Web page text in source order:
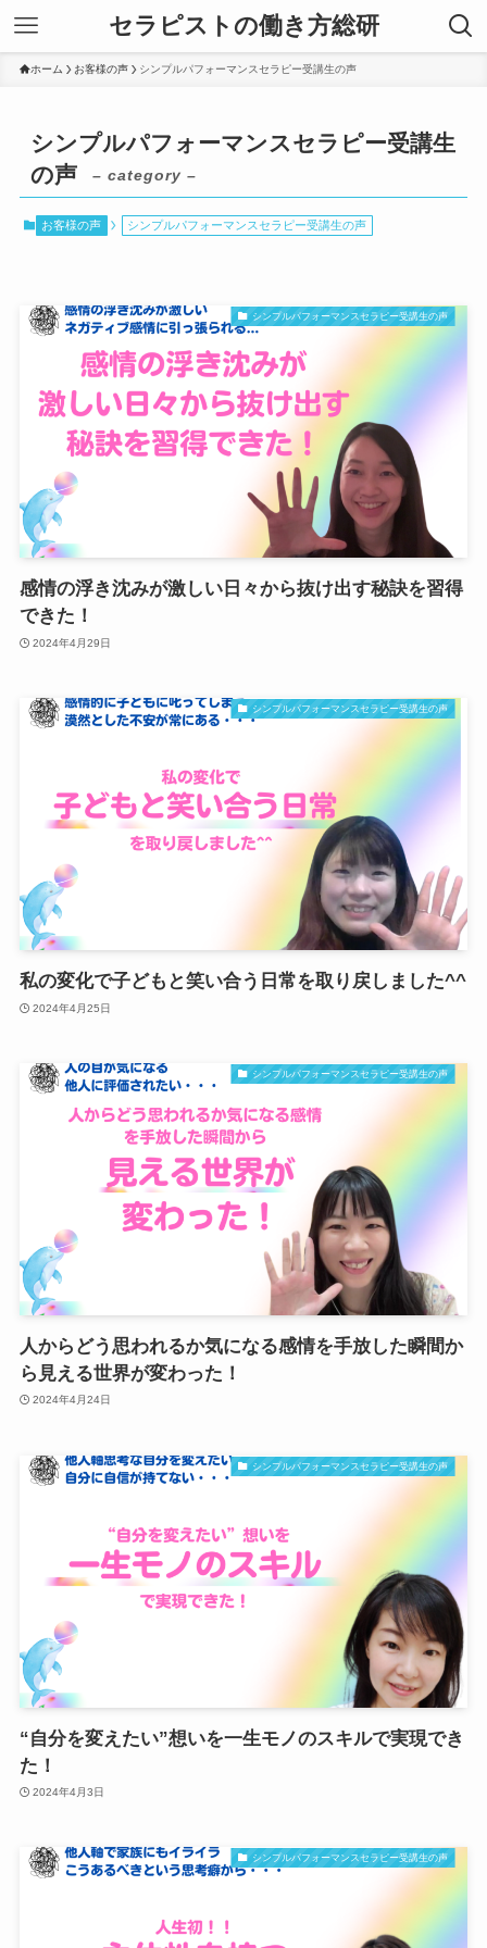
セラピストの働き方総研
ホーム お客様の声 シンプルパフォーマンスセラピー受講生の声
シンプルパフォーマンスセラピー受講生
の声
– category –
お客様の声 シンプルパフォーマンスセラピー受講生の声
シンプルパフォーマンスセラピー受講生の声
感情の浮き沈みが激しい日々から抜け出す秘訣を習得
できた！
2024年4月29日
シンプルパフォーマンスセラピー受講生の声
私の変化で子どもと笑い合う日常を取り戻しました^^
2024年4月25日
シンプルパフォーマンスセラピー受講生の声
人からどう思われるか気になる感情を手放した瞬間か
ら見える世界が変わった！
2024年4月24日
シンプルパフォーマンスセラピー受講生の声
“自分を変えたい”想いを一生モノのスキルで実現でき
た！
2024年4月3日
シンプルパフォーマンスセラピー受講生の声